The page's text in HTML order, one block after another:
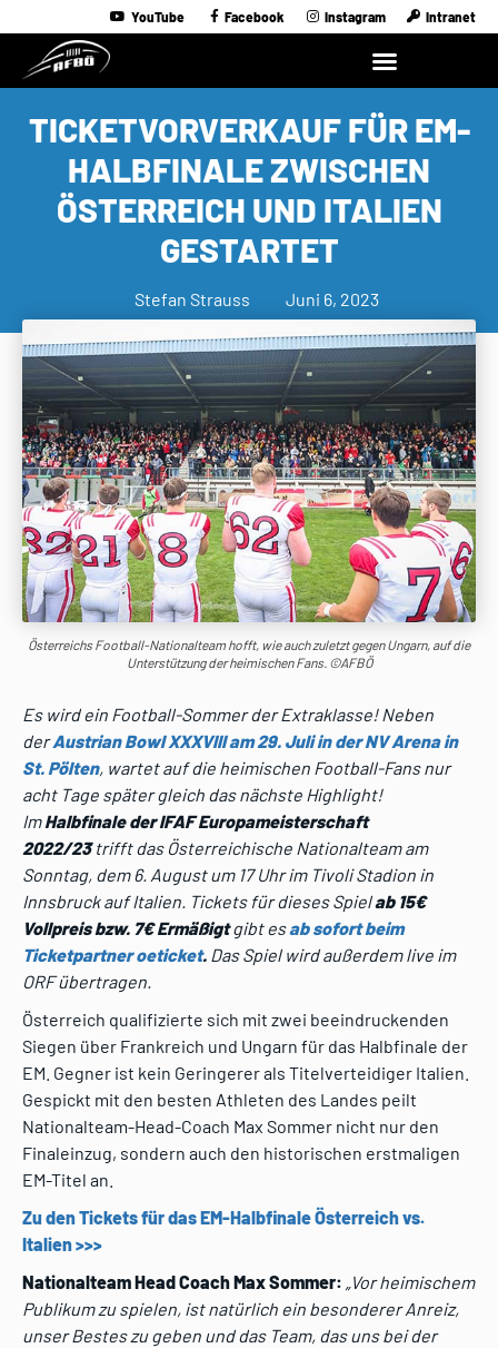
YouTube Facebook Instagram Intranet
TICKETVORVERKAUF FÜR EM-
HALBFINALE ZWISCHEN
ÖSTERREICH UND ITALIEN
GESTARTET
Stefan Strauss Juni 6, 2023
Österreichs Football-Nationalteam hofft, wie auch zuletzt gegen Ungarn, auf die
Unterstützung der heimischen Fans. ©AFBÖ
Es wird ein Football-Sommer der Extraklasse! Neben
derAustrian Bowl XXXVIII am 29. Juli in der NV Arena in
St. Pölten, wartet auf die heimischen Football-Fans nur
acht Tage später gleich das nächste Highlight!
ImHalbfinale der IFAF Europameisterschaft
2022/23trifft das Österreichische Nationalteam am
Sonntag, dem 6. August um 17 Uhr im Tivoli Stadion in
Innsbruck auf Italien. Tickets für dieses Spielab 15€
Vollpreis bzw. 7€ Ermäßigtgibt esab sofort beim
Ticketpartner oeticket. Das Spiel wird außerdem live im
ORF übertragen.
Österreich qualifizierte sich mit zwei beeindruckenden
Siegen über Frankreich und Ungarn für das Halbfinale der
EM. Gegner ist kein Geringerer als Titelverteidiger Italien.
Gespickt mit den besten Athleten des Landes peilt
Nationalteam-Head-Coach Max Sommer nicht nur den
Finaleinzug, sondern auch den historischen erstmaligen
EM-Titel an.
Zu den Tickets für das EM-Halbfinale Österreich vs.
Italien >>>
Nationalteam Head Coach Max Sommer: „Vor heimischem
Publikum zu spielen, ist natürlich ein besonderer Anreiz,
unser Bestes zu geben und das Team, das uns bei der